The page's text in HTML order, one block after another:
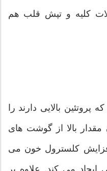
کلیه و تپش قلب هم
پروتئین بالایی دارند را
بالا از گوشت های
کلسترول خون می
می کند. علاوه بر